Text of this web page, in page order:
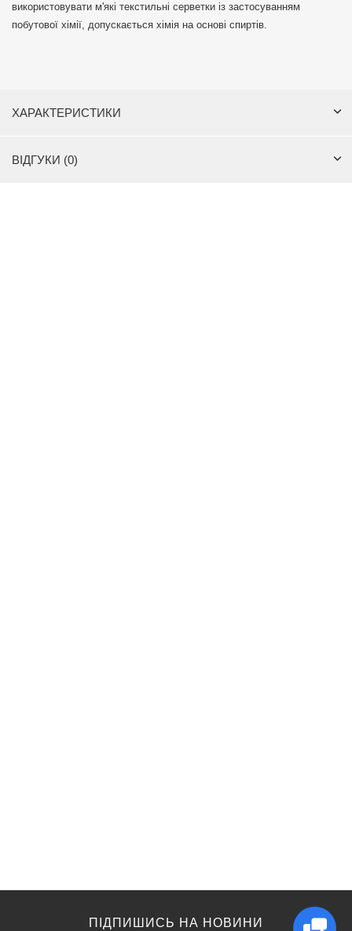
використовувати м'які текстильні серветки із застосуванням
побутової хімії, допускається хімія на основі спиртів.
ХАРАКТЕРИСТИКИ
ВІДГУКИ (0)
ПІДПИШИСЬ НА НОВИНИ